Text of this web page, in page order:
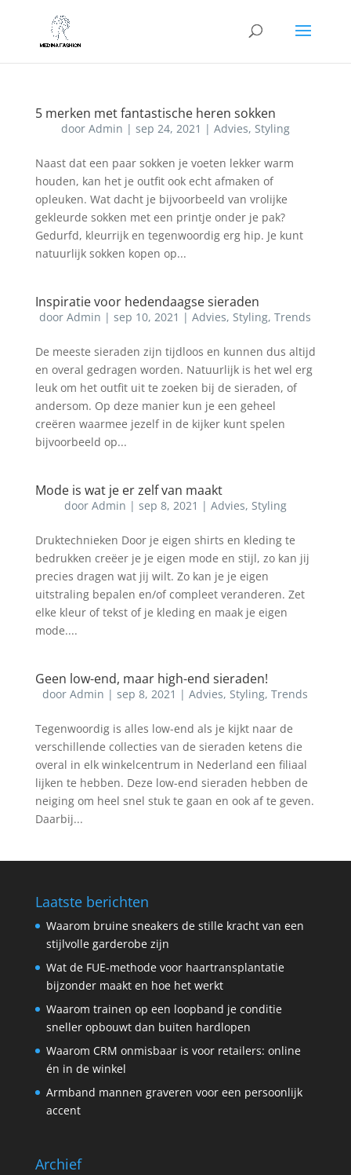
5 merken met fantastische heren sokken
door Admin | sep 24, 2021 | Advies, Styling
Naast dat een paar sokken je voeten lekker warm
houden, kan het je outfit ook echt afmaken of
opleuken. Wat dacht je bijvoorbeeld van vrolijke
gekleurde sokken met een printje onder je pak?
Gedurfd, kleurrijk en tegenwoordig erg hip. Je kunt
natuurlijk sokken kopen op...
Inspiratie voor hedendaagse sieraden
doorAdmin |sep 10, 2021 |Advies, Styling,Trends
De meeste sieraden zijn tijdloos en kunnen dus altijd
en overal gedragen worden. Natuurlijk is het wel erg
leuk om het outfit uit te zoeken bij de sieraden, of
andersom. Op deze manier kun je een geheel
creëren waarmee jezelf in de kijker kunt spelen
bijvoorbeeld op...
Mode is wat je er zelf van maakt
door Admin | sep 8, 2021 | Advies, Styling
Druktechnieken Door je eigen shirts en kleding te
bedrukken creëer je je eigen mode en stijl, zo kan jij
precies dragen wat jij wilt. Zo kan je je eigen
uitstraling bepalen en/of compleet veranderen. Zet
elke kleur of tekst of je kleding en maak je eigen
mode....
Geen low-end, maar high-end sieraden!
doorAdmin |sep 8, 2021 |Advies, Styling,Trends
Tegenwoordig is alles low-end als je kijkt naar de
verschillende collecties van de sieraden ketens die
overal in elk winkelcentrum in Nederland een filiaal
lijken te hebben. Deze low-end sieraden hebben de
neiging om heel snel stuk te gaan en ook af te geven.
Daarbij...
Laatste berichten
Waarom bruine sneakers de stille kracht van een
stijlvolle garderobe zijn
Wat de FUE-methode voor haartransplantatie
bijzonder maakt en hoe het werkt
Waarom trainen op een loopband je conditie
sneller opbouwt dan buiten hardlopen
Waarom CRM onmisbaar is voor retailers: online
én in de winkel
Armband mannen graveren voor een persoonlijk
accent
Archief